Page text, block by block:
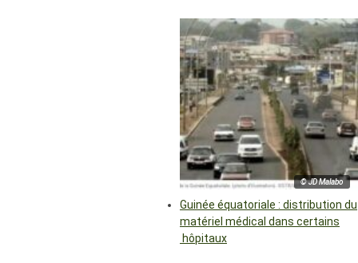
© JD Malabo
Guinée équatoriale : distribution du
matériel médical dans certains
hôpitaux